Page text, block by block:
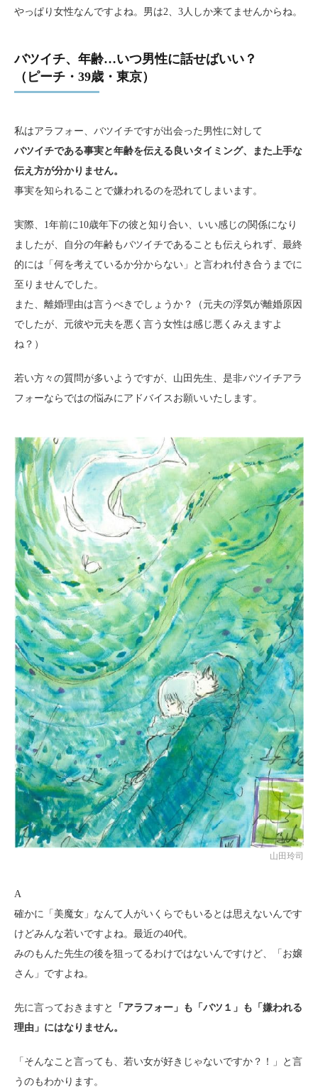
やっぱり女性なんですよね。男は2、3人しか来てませんからね。
バツイチ、年齢…いつ男性に話せばいい？
（ピーチ・39歳・東京）
私はアラフォー、バツイチですが出会った男性に対して
バツイチである事実と年齢を伝える良いタイミング、また上手な
伝え方が分かりません。
事実を知られることで嫌われるのを恐れてしまいます。
実際、1年前に10歳年下の彼と知り合い、いい感じの関係になり
ましたが、自分の年齢もバツイチであることも伝えられず、最終
的には「何を考えているか分からない」と言われ付き合うまでに
至りませんでした。
また、離婚理由は言うべきでしょうか？（元夫の浮気が離婚原因
でしたが、元彼や元夫を悪く言う女性は感じ悪くみえますよ
ね？）
若い方々の質問が多いようですが、山田先生、是非バツイチアラ
フォーならではの悩みにアドバイスお願いいたします。
山田玲司
A
確かに「美魔女」なんて人がいくらでもいるとは思えないんです
けどみんな若いですよね。最近の40代。
みのもんた先生の後を狙ってるわけではないんですけど、「お嬢
さん」ですよね。
先に言っておきますと
「アラフォー」も「バツ１」も「嫌われる
理由」にはなりません。
「そんなこと言っても、若い女が好きじゃないですか？！」と言
うのもわかります。